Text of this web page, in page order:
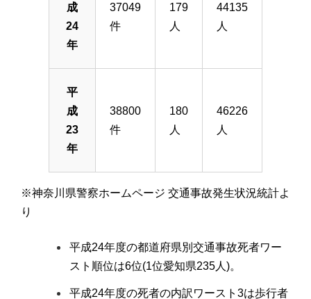
成
24
年
37049
件
179
人
44135
人
平
成
23
年
38800
件
180
人
46226
人
※神奈川県警察ホームページ 交通事故発生状況統計よ
り
平成24年度の都道府県別交通事故死者ワー
スト順位は6位(1位愛知県235人)。
平成24年度の死者の内訳ワースト3は歩行者